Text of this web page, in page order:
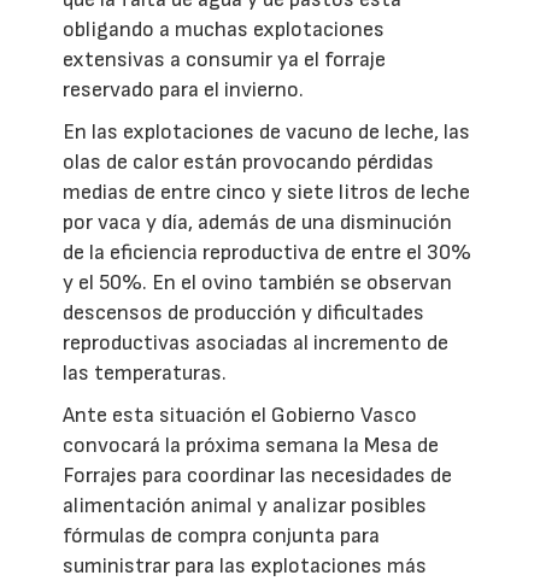
obligando a muchas explotaciones
extensivas a consumir ya el forraje
reservado para el invierno.
En las explotaciones de vacuno de leche, las
olas de calor están provocando pérdidas
medias de entre cinco y siete litros de leche
por vaca y día, además de una disminución
de la eficiencia reproductiva de entre el 30%
y el 50%. En el ovino también se observan
descensos de producción y dificultades
reproductivas asociadas al incremento de
las temperaturas.
Ante esta situación el Gobierno Vasco
convocará la próxima semana la Mesa de
Forrajes para coordinar las necesidades de
alimentación animal y analizar posibles
fórmulas de compra conjunta para
suministrar para las explotaciones más